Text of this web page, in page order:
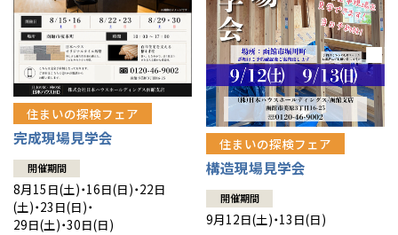
CMギャラリー
採用情報
住まいの探検フェア
完成現場見学会
開催期間
8月15日(土)・16日(日)・22日
(土)・23日(日)・
29日(土)・30日(日)
住まいの探検フェア
構造現場見学会
開催期間
9月12日(土)・13日(日)